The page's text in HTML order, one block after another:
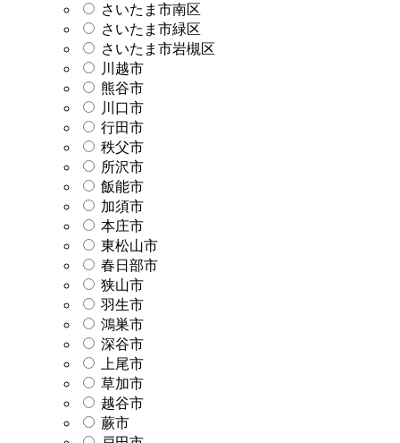
さいたま市南区
さいたま市緑区
さいたま市岩槻区
川越市
熊谷市
川口市
行田市
秩父市
所沢市
飯能市
加須市
本庄市
東松山市
春日部市
狭山市
羽生市
鴻巣市
深谷市
上尾市
草加市
越谷市
蕨市